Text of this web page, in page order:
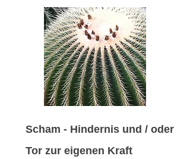
Scham - Hindernis und / oder
Tor zur eigenen Kraft